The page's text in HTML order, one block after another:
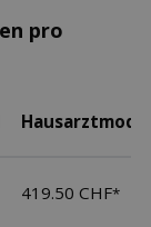
pro
419.50 CHF*